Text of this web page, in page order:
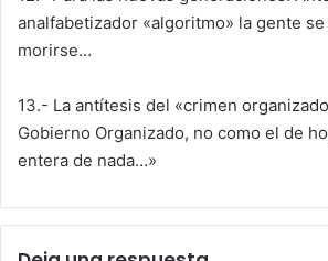
analfabetizador «algoritmo» la gente
morirse…
13.- La antítesis del «crimen
Gobierno Organizado, no como el de
entera de nada…»